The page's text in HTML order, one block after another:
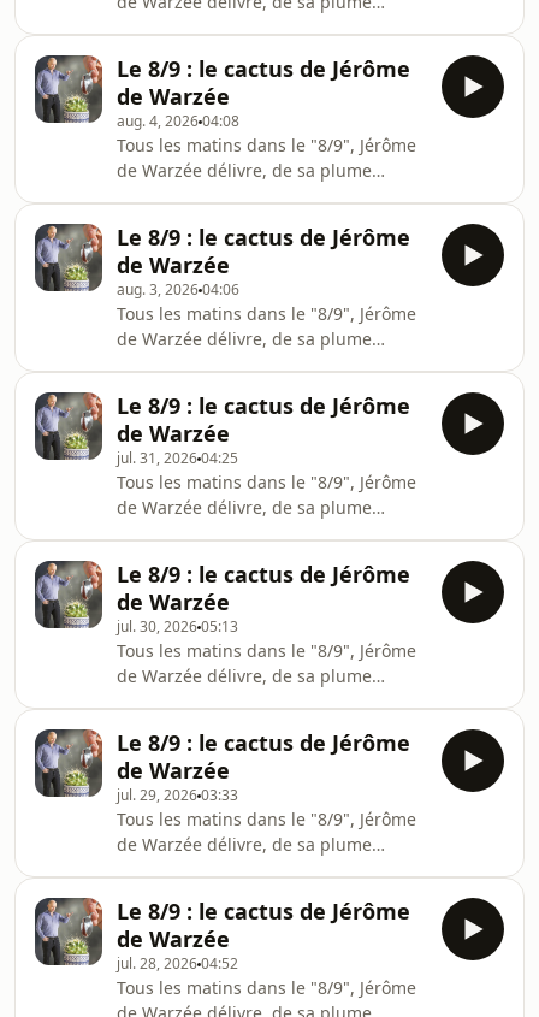
www.rtbf.be/vivacitéRetrouvez tous
les épisodes du Cactus sur notre
plateforme Auvio.be
https://auvio.rtbf.be/emission/le-
cactus
jour !&nbsp;Merci pour votre écoute
&nbsp;Le Cactus, c'est également en
direct tous les matins de la semaine
&nbsp;vers 8h15 sur
www.rtbf.be/vivacitéRetrouvez tous
les épisodes du Cactus sur notre
plateforme Auvio.be
https://auvio.rtbf.be/emission/le-
cactus
Le 8/9 : le cactus de Jérôme
de Warzée
aug. 4, 202604:08
Tous les matins dans le "8/9", Jérôme
de Warzée délivre, de sa plume
jour !&nbsp;Merci pour votre écoute
&nbsp;Le Cactus, c'est également en
direct tous les matins de la semaine
&nbsp;vers 8h15 sur
www.rtbf.be/vivacitéRetrouvez tous
les épisodes du Cactus sur notre
plateforme Auvio.be
https://auvio.rtbf.be/emission/le-
cactus
Le 8/9 : le cactus de Jérôme
de Warzée
aug. 3, 202604:06
Tous les matins dans le "8/9", Jérôme
de Warzée délivre, de sa plume
jour !&nbsp;Merci pour votre écoute
&nbsp;Le Cactus, c'est également en
direct tous les matins de la semaine
&nbsp;vers 8h15 sur
www.rtbf.be/vivacitéRetrouvez tous
les épisodes du Cactus sur notre
plateforme Auvio.be
https://auvio.rtbf.be/emission/le-
cactus
Le 8/9 : le cactus de Jérôme
de Warzée
jul. 31, 202604:25
Tous les matins dans le "8/9", Jérôme
de Warzée délivre, de sa plume
jour !&nbsp;Merci pour votre écoute
&nbsp;Le Cactus, c'est également en
direct tous les matins de la semaine
&nbsp;vers 8h15 sur
www.rtbf.be/vivacitéRetrouvez tous
les épisodes du Cactus sur notre
plateforme Auvio.be
https://auvio.rtbf.be/emission/le-
cactus
Le 8/9 : le cactus de Jérôme
de Warzée
jul. 30, 202605:13
Tous les matins dans le "8/9", Jérôme
de Warzée délivre, de sa plume
jour !&nbsp;Merci pour votre écoute
&nbsp;Le Cactus, c'est également en
direct tous les matins de la semaine
&nbsp;vers 8h15 sur
www.rtbf.be/vivacitéRetrouvez tous
les épisodes du Cactus sur notre
plateforme Auvio.be
https://auvio.rtbf.be/emission/le-
cactus
Le 8/9 : le cactus de Jérôme
de Warzée
jul. 29, 202603:33
Tous les matins dans le "8/9", Jérôme
de Warzée délivre, de sa plume
jour !&nbsp;Merci pour votre écoute
&nbsp;Le Cactus, c'est également en
direct tous les matins de la semaine
&nbsp;vers 8h15 sur
Le 8/9 : le cactus de Jérôme
de Warzée
jul. 28, 202604:52
Tous les matins dans le "8/9", Jérôme